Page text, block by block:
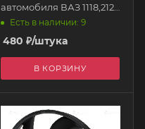
автомобиля ВАЗ 1118,2123
(6- лопостей) 2123-
1300025-01 ПЛАСТИК
Есть в наличии: 9
480 ₽/штука
В КОРЗИНУ